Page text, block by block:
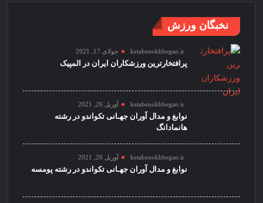
نخبگان ورزش
ketabenokhbegan.ir جولای 17, 2021
پرافتخارترین ورزشکاران ایران در المپیک
ketabenokhbegan.ir آوریل 26, 2021
نوابغ و مدال آوران جهـانی تکواندو در رشته
هانمادانگ
ketabenokhbegan.ir آوریل 26, 2021
نوابغ و مدال آوران جهـانی تکواندو در رشته پومسه